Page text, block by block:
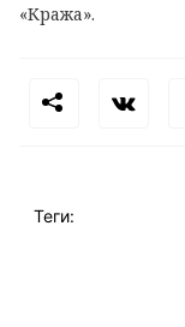
«Кража».
Теги: